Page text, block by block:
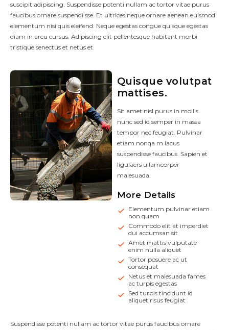
suscipit adipiscing. Suspendisse potenti nullam ac tortor vitae purus
faucibus ornare suspendi sse. Et ultrices neque ornare aenean euismod
elementum nisi quis eleifend. Neque egestas congue quisque egestas
diam in arcu cursus. Adipiscing elit pellentesque habitant morbi
tristique senectus et netus et.
Quisque volutpat
mattises.
Sit amet nisl purus in mollis
nunc sed id semper in massa
tempor nec feugiat. Pulvinar
etiam nonqa m lacus
suspendisse faucibus. Sapien et
ligulaers ullamcorper
malesuada.
More Details
Elementum pulvinar etiam
non quam
Commodo elit at imperdiet
dui accumsan sit
Amet mattis vulputate
enim nulla aliquet
Tortor posuere ac ut
consequat
Netus et malesuada fames
ac turpis egestas
Sed turpis tincidunt id
aliquet risus feugiat
Suspendisse potenti nullam ac tortor vitae purus faucibus ornare